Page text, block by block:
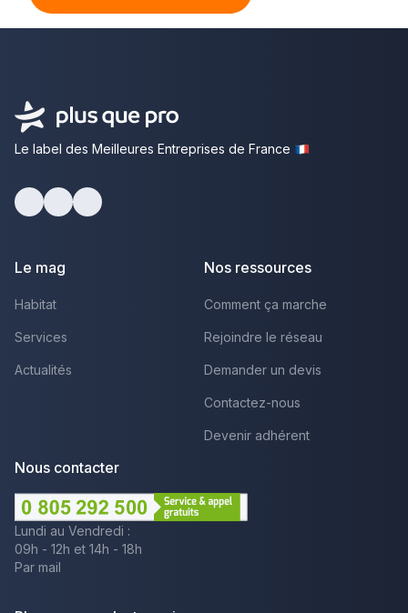
Le label des Meilleures Entreprises de France
Le mag
Habitat
Services
Actualités
Nos ressources
Comment ça marche
Rejoindre le réseau
Demander un devis
Contactez-nous
Devenir adhérent
Nous contacter
Lundi au Vendredi :
09h - 12h et 14h - 18h
Par mail